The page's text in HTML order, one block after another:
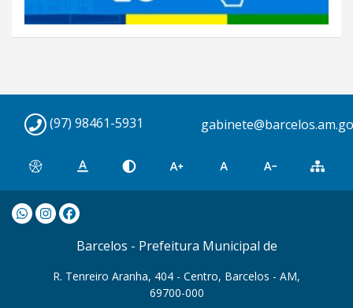
(97) 98461-5931
Barcelos - Prefeitura Municipal de
R. Tenreiro Aranha, 404 - Centro, Barcelos - AM,
69700-000